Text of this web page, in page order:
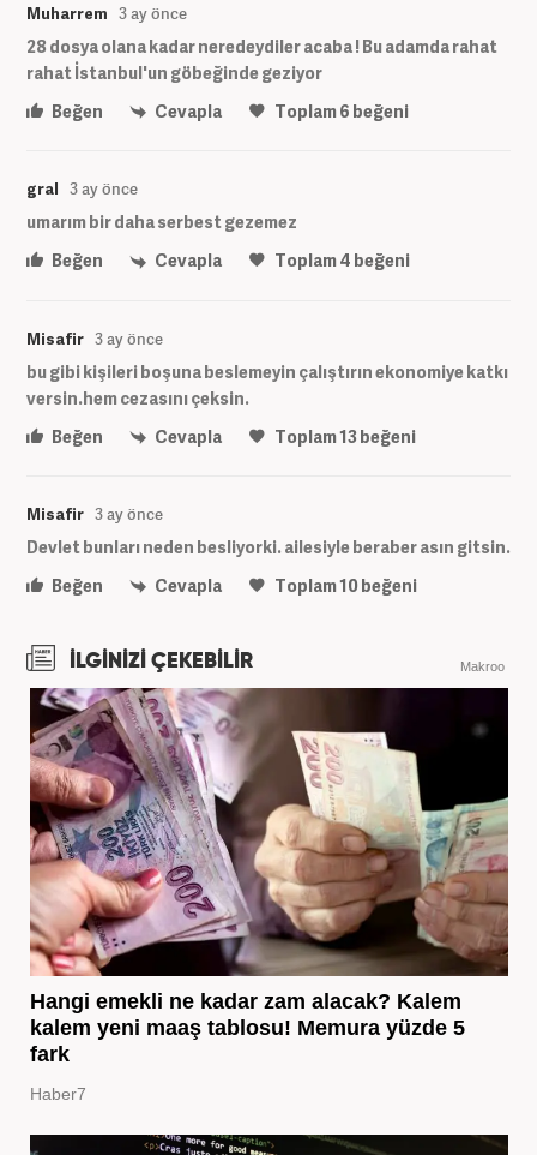
Muharrem 3 ay önce
28 dosya olana kadar neredeydiler acaba ! Bu adamda rahat
rahat İstanbul'un göbeğinde geziyor
Beğen
Cevapla Toplam6 beğeni
gral 3 ay önce
umarım bir daha serbest gezemez
Beğen
Cevapla Toplam4 beğeni
Misafir 3 ay önce
bu gibi kişileri boşuna beslemeyin çalıştırın ekonomiye katkı
versin.hem cezasını çeksin.
Beğen
Cevapla Toplam13beğeni
Misafir 3 ay önce
Devlet bunları neden besliyorki. ailesiyle beraber asın gitsin.
Beğen
Cevapla Toplam10beğeni
İLGİNİZİ ÇEKEBİLİR Makroo
Hangi emekli ne kadar zam alacak? Kalem
kalem yeni maaş tablosu! Memura yüzde 5
fark
Haber7